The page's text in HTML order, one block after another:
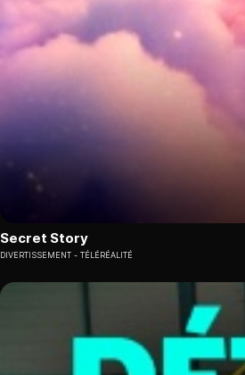
Secret Story
DIVERTISSEMENT TÉLÉRÉALITÉ